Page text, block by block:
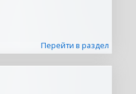
Перейти в раздел